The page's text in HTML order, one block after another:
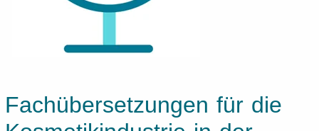
Fachübersetzungen für die